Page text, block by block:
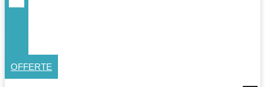
OFFERTE